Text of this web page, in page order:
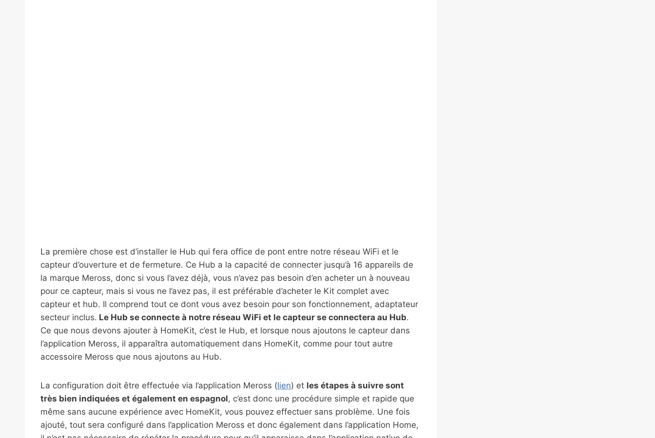
La première chose est d’installer le Hub qui fera office de pont entre notre réseau WiFi et le
capteur d’ouverture et de fermeture. Ce Hub a la capacité de connecter jusqu’à 16 appareils de
la marque Meross, donc si vous l’avez déjà, vous n’avez pas besoin d’en acheter un à nouveau
pour ce capteur, mais si vous ne l’avez pas, il est préférable d’acheter le Kit complet avec
capteur et hub. Il comprend tout ce dont vous avez besoin pour son fonctionnement, adaptateur
secteur inclus. Le Hub se connecte à notre réseau WiFi et le capteur se connectera au Hub.
Ce que nous devons ajouter à HomeKit, c’est le Hub, et lorsque nous ajoutons le capteur dans
l’application Meross, il apparaîtra automatiquement dans HomeKit, comme pour tout autre
accessoire Meross que nous ajoutons au Hub.
La configuration doit être effectuée via l’application Meross (lien) et les étapes à suivre sont
très bien indiquées et également en espagnol, c’est donc une procédure simple et rapide que
même sans aucune expérience avec HomeKit, vous pouvez effectuer sans problème. Une fois
ajouté, tout sera configuré dans l’application Meross et donc également dans l’application Home,